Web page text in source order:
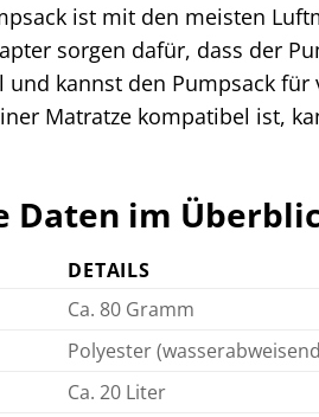
ist mit den meisten
sorgen dafür, dass der
und kannst den Pumpsack
Matratze kompatibel ist,
Daten im
DETAILS
Ca. 80 Gramm
Polyester
Ca. 20 Liter